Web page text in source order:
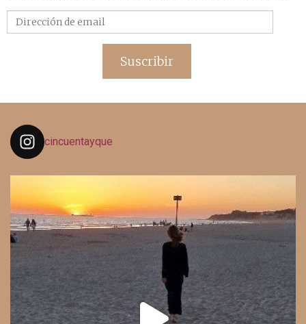
de
Suscribir
cincuentayque